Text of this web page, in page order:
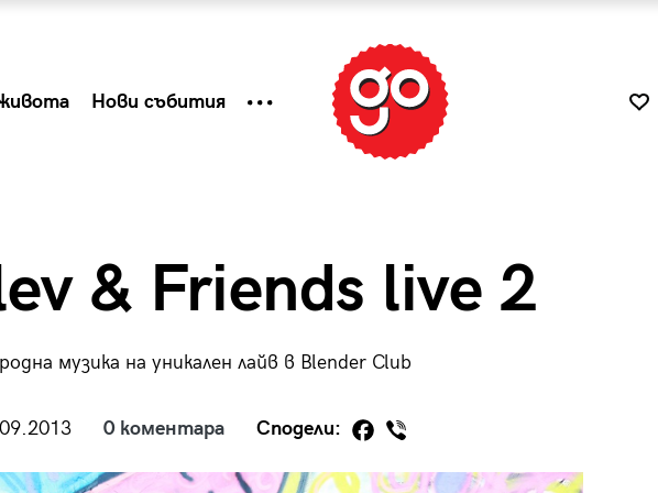
Нови събития
& Friends live 2
музика на уникален лайв в Blender Club
0 коментара Сподели: